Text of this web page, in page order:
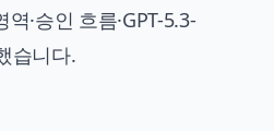
·승인 흐름·GPT-5.3-
습니다.